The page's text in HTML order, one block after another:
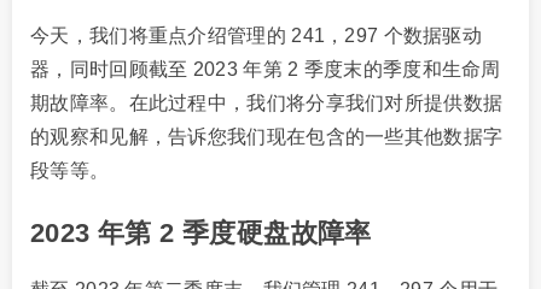
今天，我们将重点介绍管理的 241，297 个数据驱动
器，同时回顾截至 2023 年第 2 季度末的季度和生命周
期故障率。在此过程中，我们将分享我们对所提供数据
的观察和见解，告诉您我们现在包含的一些其他数据字
段等等。
2023 年第 2 季度硬盘故障率